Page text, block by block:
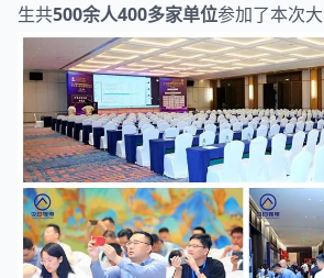
生共500余人400多家单位参加了本次大